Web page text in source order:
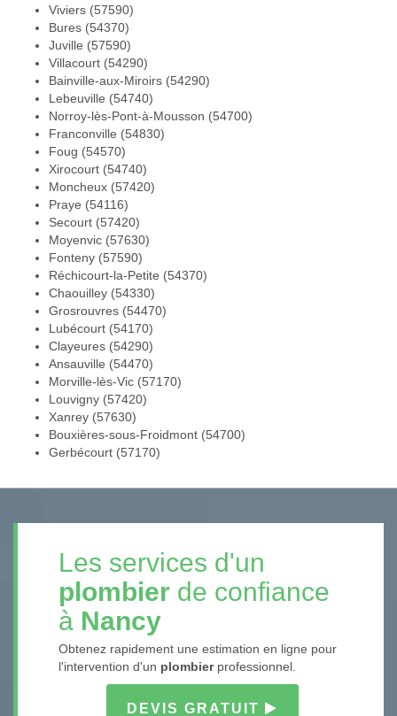
Viviers (57590)
Bures (54370)
Juville (57590)
Villacourt (54290)
Bainville-aux-Miroirs (54290)
Lebeuville (54740)
Norroy-lès-Pont-à-Mousson (54700)
Franconville (54830)
Foug (54570)
Xirocourt (54740)
Moncheux (57420)
Praye (54116)
Secourt (57420)
Moyenvic (57630)
Fonteny (57590)
Réchicourt-la-Petite (54370)
Chaouilley (54330)
Grosrouvres (54470)
Lubécourt (54170)
Clayeures (54290)
Ansauville (54470)
Morville-lès-Vic (57170)
Louvigny (57420)
Xanrey (57630)
Bouxières-sous-Froidmont (54700)
Gerbécourt (57170)
Les services d'un
plombier de confiance
à Nancy
Obtenez rapidement une estimation en ligne pour
l'intervention d'un plombierprofessionnel.
DEVIS GRATUIT